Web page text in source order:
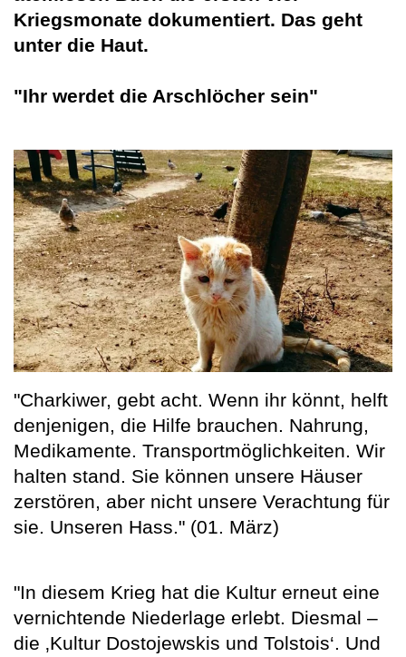
Kriegsmonate dokumentiert. Das geht
unter die Haut.
"Ihr werdet die Arschlöcher sein"
"Charkiwer, gebt acht. Wenn ihr könnt, helft
denjenigen, die Hilfe brauchen. Nahrung,
Medikamente. Transportmöglichkeiten. Wir
halten stand. Sie können unsere Häuser
zerstören, aber nicht unsere Verachtung für
sie. Unseren Hass." (01. März)
"In diesem Krieg hat die Kultur erneut eine
vernichtende Niederlage erlebt. Diesmal –
die ‚Kultur Dostojewskis und Tolstois‘. Und